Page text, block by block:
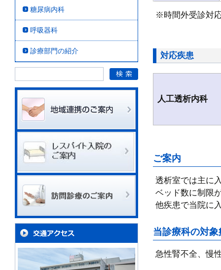
※時間外受診対
対応疾患
人工透析内科
ご案内
透析室では主に
ベッド数に制限
他疾患で当院に
当診療科の対象
急性腎不全、慢
糖尿病内科
呼吸器科
診療部門の紹介